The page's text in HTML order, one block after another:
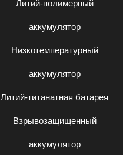
Литий-полимерный
аккумулятор
Низкотемпературный
аккумулятор
Литий-титанатная батарея
Взрывозащищенный
аккумулятор